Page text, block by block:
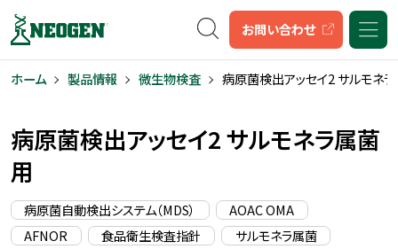
キーワード検索
お問い合わせ
ホーム 製品情報 微生物検査 病原菌検出アッセイ2 サルモネ
病原菌検出アッセイ2 サルモネラ属菌
用
病原菌自動検出システム（MDS）
AOAC OMA
AFNOR
食品衛生検査指針
サルモネラ属菌